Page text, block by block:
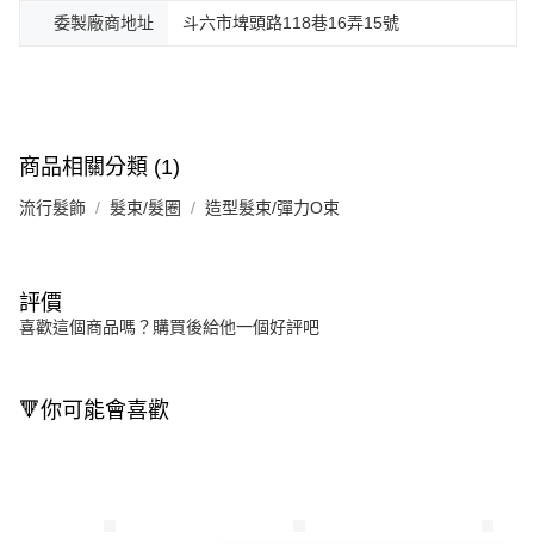
委製廠商地址 斗六市埤頭路118巷16弄15號
商品相關分類 (1)
流行髮飾 髮束/髮圈 造型髮束/彈力O束
評價
喜歡這個商品嗎？購買後給他一個好評吧
🔻你可能會喜歡